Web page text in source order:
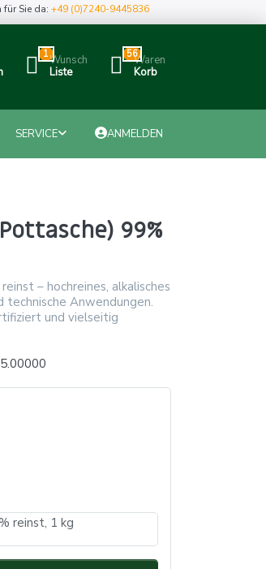
für Sie da:+49 (0)7240-9445836
1Wunsch
Liste
56Waren
Korb
SERVICE ANMELDEN
99%
– hochreines, alkalisches
technische Anwendungen.
und vielseitig
reinst, 1 kg